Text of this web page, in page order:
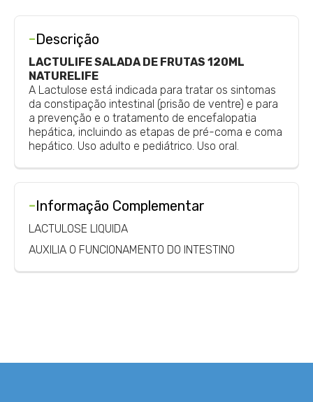
-Descrição
LACTULIFE SALADA DE FRUTAS 120ML
NATURELIFE
A Lactulose está indicada para tratar os sintomas
da constipação intestinal (prisão de ventre) e para
a prevenção e o tratamento de encefalopatia
hepática, incluindo as etapas de pré-coma e coma
hepático. Uso adulto e pediátrico. Uso oral.
-Informação Complementar
LACTULOSE LIQUIDA
AUXILIA O FUNCIONAMENTO DO INTESTINO